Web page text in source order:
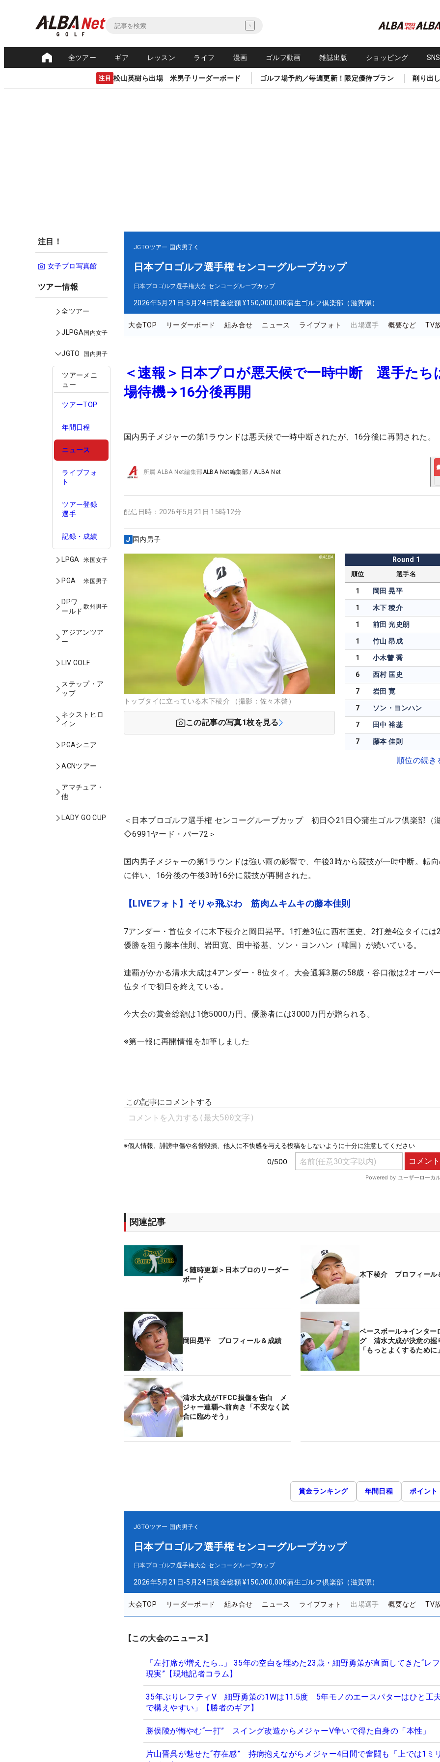
全ツアー ギア レッスン ライフ 漫画 ゴルフ動画 雑誌出版 ショッピング
注目 松山英樹ら出場 米男子リーダーボード ゴルフ場予約／毎週更新！限定優待プラン 削り出
注目！
女子プロ写真館
ツアー情報
全ツアー
JLPGA国内女子
JGTO 国内男子
ツアーメニ
ュー
ツアーTOP
年間日程
ニュース
ライブフォ
ト
ツアー登録
選手
記録・成績
LPGA 米国女子
PGA 米国男子
DPワ
ールド
欧州男子
アジアンツア
ー
LIV GOLF
ステップ・ア
ップ
ネクストヒロ
イン
PGAシニア
ACNツアー
アマチュア・
他
LADY GO CUP
JGTOツアー 国内男子
日本プロゴルフ選手権 センコーグループカップ
日本プロゴルフ選手権大会 センコーグループカップ
2026年5月21日-5月24日賞金総額 ¥150,000,000蒲生ゴルフ倶楽部（滋賀県）
大会TOP リーダーボード 組み合せ ニュース ライブフォト 出場選手 概要など TV
＜速報＞日本プロが悪天候で一時中断 選手たち
場待機→16分後再開
国内男子メジャーの第1ラウンドは悪天候で一時中断されたが、16分後に再開された。
所属ALBA Net編集部ALBA Net編集部 /ALBA Net
配信日時： 2026年5月21日 15時12分
国内男子
トップタイに立っている木下稜介 （撮影：佐々木啓）
この記事の写真1枚を見る
Round 1
順位 選手名
1 岡田 晃平
1 木下 稜介
1 前田 光史朗
1 竹山 昂成
1 小木曽 喬
6 西村 匡史
7 岩田 寛
7 ソン・ヨンハン
7 田中 裕基
7 藤本 佳則
順位の続き
＜日本プロゴルフ選手権 センコーグループカップ 初日◇21日◇蒲生ゴルフ倶楽部（
◇6991ヤード・パー72＞
国内男子メジャーの第1ラウンドは強い雨の影響で、午後3時から競技が一時中断。転
に伴い、16分後の午後3時16分に競技が再開された。
【LIVEフォト】そりゃ飛ぶわ 筋肉ムキムキの藤本佳則
7アンダー・首位タイに木下稜介と岡田晃平。1打差3位に西村匡史、2打差4位タイには
優勝を狙う藤本佳則、岩田寛、田中裕基、ソン・ヨンハン（韓国）が続いている。
連覇がかかる清水大成は4アンダー・8位タイ。大会通算3勝の58歳・谷口徹は2オーバ
位タイで初日を終えている。
今大会の賞金総額は1億5000万円。優勝者には3000万円が贈られる。
※第一報に再開情報を加筆しました
関連記事
＜随時更新＞日本プロのリーダー
ボード
木下稜介 プロフィール
岡田晃平 プロフィール＆成績
ベースボール→インター
グ 清水大成が決意の握
「もっとよくするために
清水大成がTFCC損傷を告白 メ
ジャー連覇へ前向き「不安なく試
合に臨めそう」
賞金ランキング 年間日程 ポイント
JGTOツアー 国内男子
日本プロゴルフ選手権 センコーグループカップ
日本プロゴルフ選手権大会 センコーグループカップ
2026年5月21日-5月24日賞金総額 ¥150,000,000蒲生ゴルフ倶楽部（滋賀県）
大会TOP リーダーボード 組み合せ ニュース ライブフォト 出場選手 概要など TV
【この大会のニュース】
「左打席が増えたら…」 35年の空白を埋めた23歳・細野勇策が直面してきた“レ
現実”【現地記者コラム】
35年ぶりレフティV 細野勇策の1Wは11.5度 5年モノのエースパターはひと工
で構えやすい」【勝者のギア】
勝俣陵が悔やむ“一打” スイング改造からメジャーV争いで得た自身の「本性」
片山晋呉が魅せた“存在感” 持病抱えながらメジャー4日間で奮闘も「上では1ミ